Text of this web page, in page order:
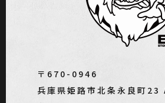
〒670-0946
兵庫県姫路市北条永良町